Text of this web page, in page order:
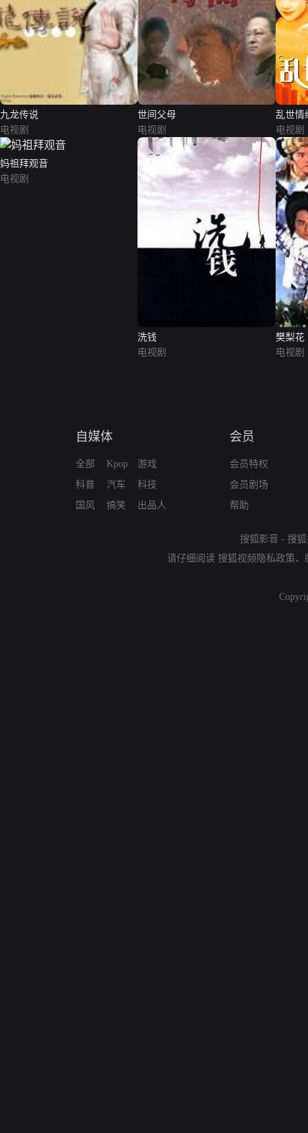
九龙传说
电视剧
世间父母
电视剧
乱世情
电视剧
妈祖拜观音
电视剧
洗钱
电视剧
樊梨花
电视剧
自媒体
全部
科普
国风
Kpop
汽车
搞笑
游戏
科技
出品人
会员
会员特权
会员剧场
帮助
搜狐影音 - 搜
请仔细阅读 搜狐视频隐私政策、